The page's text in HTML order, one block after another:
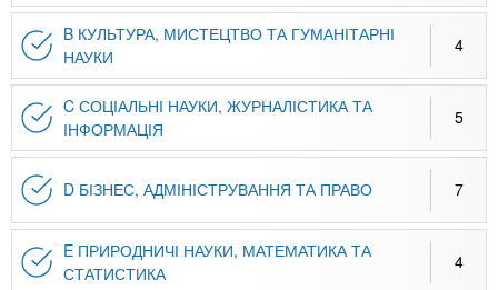
n
t
s
.
i
х
а
н
Онлайн курсы
За рубежом
B КУЛЬТУРА, МИСТЕЦТВО ТА ГУМАНІТАРНІ
НАУКИ
4
C СОЦІАЛЬНІ НАУКИ, ЖУРНАЛІСТИКА ТА
ІНФОРМАЦІЯ
5
D БІЗНЕС, АДМІНІСТРУВАННЯ ТА ПРАВО 7
E ПРИРОДНИЧІ НАУКИ, МАТЕМАТИКА ТА
СТАТИСТИКА
4